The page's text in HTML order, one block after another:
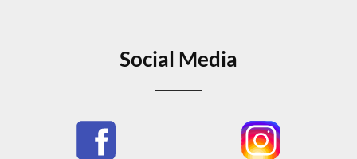
Social Media